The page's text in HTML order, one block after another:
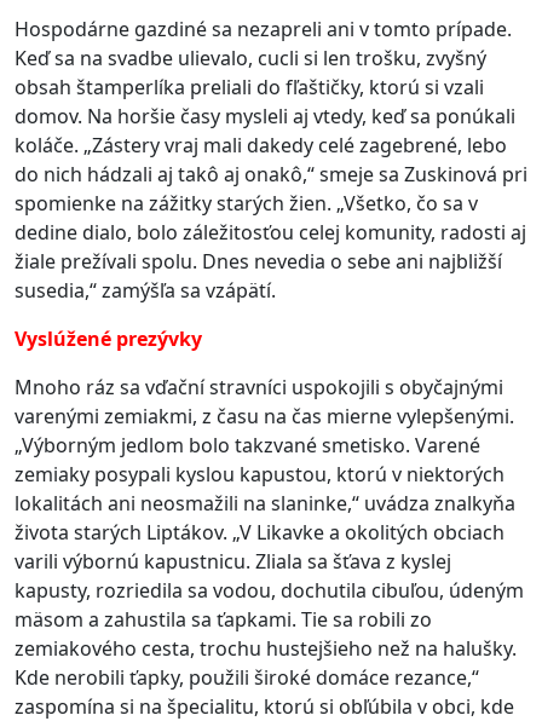
Hospodárne gazdiné sa nezapreli ani v tomto prípade.
Keď sa na svadbe ulievalo, cucli si len trošku, zvyšný
obsah štamperlíka preliali do fľaštičky, ktorú si vzali
domov. Na horšie časy mysleli aj vtedy, keď sa ponúkali
koláče. „Zástery vraj mali dakedy celé zagebrené, lebo
do nich hádzali aj takô aj onakô,“ smeje sa Zuskinová pri
spomienke na zážitky starých žien. „Všetko, čo sa v
dedine dialo, bolo záležitosťou celej komunity, radosti aj
žiale prežívali spolu. Dnes nevedia o sebe ani najbližší
susedia,“ zamýšľa sa vzápätí.
Vyslúžené prezývky
Mnoho ráz sa vďační stravníci uspokojili s obyčajnými
varenými zemiakmi, z času na čas mierne vylepšenými.
„Výborným jedlom bolo takzvané smetisko. Varené
zemiaky posypali kyslou kapustou, ktorú v niektorých
lokalitách ani neosmažili na slaninke,“ uvádza znalkyňa
života starých Liptákov. „V Likavke a okolitých obciach
varili výbornú kapustnicu. Zliala sa šťava z kyslej
kapusty, rozriedila sa vodou, dochutila cibuľou, údeným
mäsom a zahustila sa ťapkami. Tie sa robili zo
zemiakového cesta, trochu hustejšieho než na halušky.
Kde nerobili ťapky, použili široké domáce rezance,“
zaspomína si na špecialitu, ktorú si obľúbila v obci, kde